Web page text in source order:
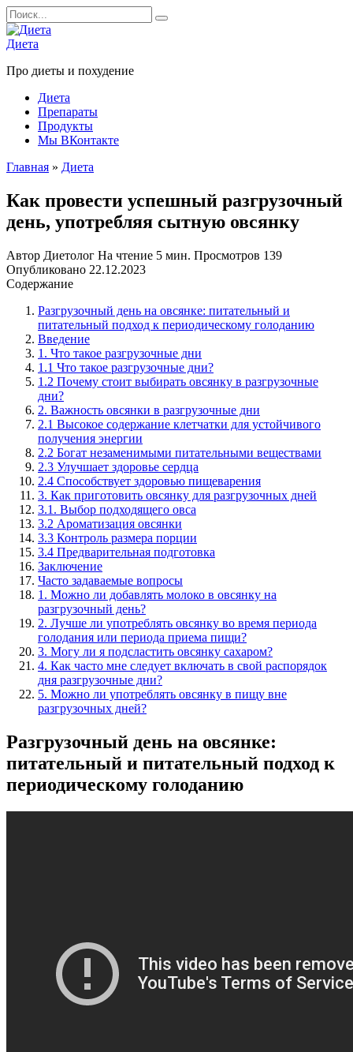
Перейти
к
содержанию
Search
for:
Диета
Про диеты и похудение
Диета
Препараты
Продукты
Мы ВКонтакте
Главная » Диета
Как провести успешный разгрузочный
день, употребляя сытную овсянку
Автор Диетолог На чтение 5 мин. Просмотров 139
Опубликовано 22.12.2023
Содержание
Разгрузочный день на овсянке: питательный и
питательный подход к периодическому голоданию
Введение
1. Что такое разгрузочные дни
1.1 Что такое разгрузочные дни?
1.2 Почему стоит выбирать овсянку в разгрузочные
дни?
2. Важность овсянки в разгрузочные дни
2.1 Высокое содержание клетчатки для устойчивого
получения энергии
2.2 Богат незаменимыми питательными веществами
2.3 Улучшает здоровье сердца
2.4 Способствует здоровью пищеварения
3. Как приготовить овсянку для разгрузочных дней
3.1. Выбор подходящего овса
3.2 Ароматизация овсянки
3.3 Контроль размера порции
3.4 Предварительная подготовка
Заключение
Часто задаваемые вопросы
1. Можно ли добавлять молоко в овсянку на
разгрузочный день?
2. Лучше ли употреблять овсянку во время периода
голодания или периода приема пищи?
3. Могу ли я подсластить овсянку сахаром?
4. Как часто мне следует включать в свой распорядок
дня разгрузочные дни?
5. Можно ли употреблять овсянку в пищу вне
разгрузочных дней?
Разгрузочный день на овсянке:
питательный и питательный подход к
периодическому голоданию